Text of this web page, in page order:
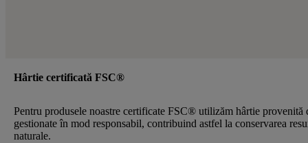
Hârtie certificată FSC®
Pentru produsele noastre certificate FSC® utilizăm hârtie provenită
gestionate în mod responsabil, contribuind astfel la conservarea
naturale.